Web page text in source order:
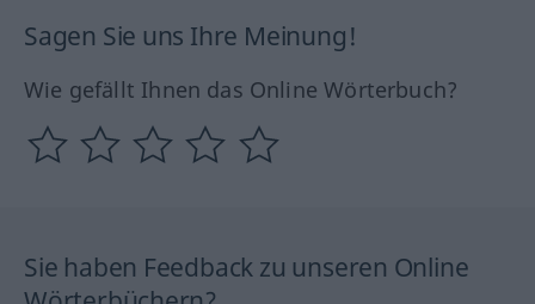
Sagen Sie uns Ihre Meinung!
Wie gefällt Ihnen das Online Wörterbuch?
Sie haben Feedback zu unseren Online